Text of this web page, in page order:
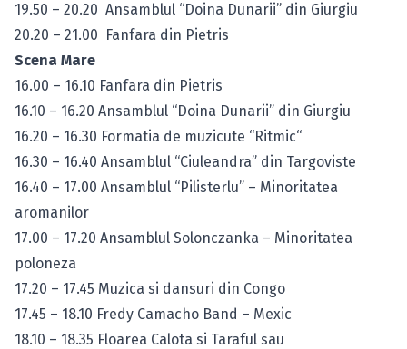
19.50 – 20.20 Ansamblul “Doina Dunarii” din Giurgiu
20.20 – 21.00 Fanfara din Pietris
Scena Mare
16.00 – 16.10 Fanfara din Pietris
16.10 – 16.20 Ansamblul “Doina Dunarii” din Giurgiu
16.20 – 16.30 Formatia de muzicute “Ritmic“
16.30 – 16.40 Ansamblul “Ciuleandra” din Targoviste
16.40 – 17.00 Ansamblul “Pilisterlu” – Minoritatea
aromanilor
17.00 – 17.20 Ansamblul Solonczanka – Minoritatea
poloneza
17.20 – 17.45 Muzica si dansuri din Congo
17.45 – 18.10 Fredy Camacho Band – Mexic
18.10 – 18.35 Floarea Calota si Taraful sau